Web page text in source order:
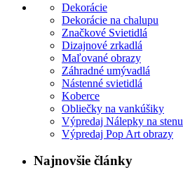
Dekorácie
Dekorácie na chalupu
Značkové Svietidlá
Dizajnové zrkadlá
Maľované obrazy
Záhradné umývadlá
Nástenné svietidlá
Koberce
Obliečky na vankúšiky
Výpredaj Nálepky na stenu
Výpredaj Pop Art obrazy
Najnovšie články